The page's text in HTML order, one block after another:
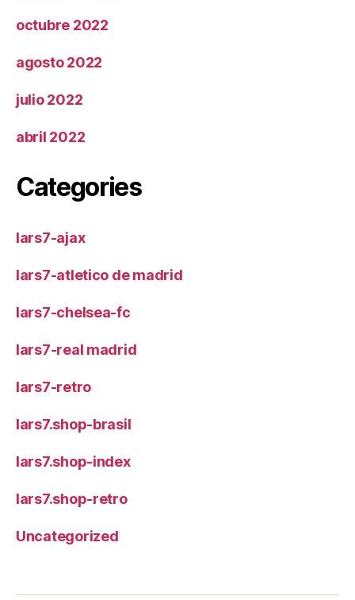
octubre 2022
agosto 2022
julio 2022
abril 2022
Categories
lars7-ajax
lars7-atletico de madrid
lars7-chelsea-fc
lars7-real madrid
lars7-retro
lars7.shop-brasil
lars7.shop-index
lars7.shop-retro
Uncategorized